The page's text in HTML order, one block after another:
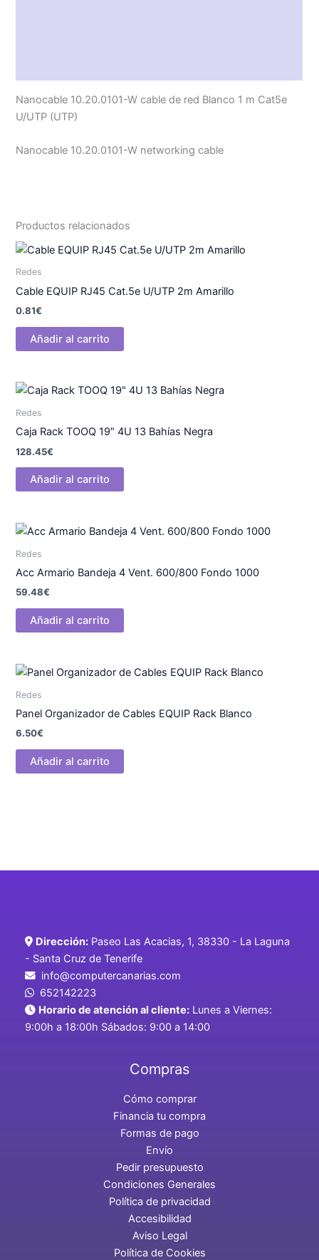
Nanocable 10.20.0101-W cable de red Blanco 1 m Cat5e
U/UTP (UTP)
Nanocable 10.20.0101-W networking cable
Productos relacionados
Redes
Cable EQUIP RJ45 Cat.5e U/UTP 2m Amarillo
0.81€
Añadir al carrito
Redes
Caja Rack TOOQ 19″ 4U 13 Bahías Negra
128.45€
Añadir al carrito
Redes
Acc Armario Bandeja 4 Vent. 600/800 Fondo 1000
59.48€
Añadir al carrito
Redes
Panel Organizador de Cables EQUIP Rack Blanco
6.50€
Añadir al carrito
Dirección: Paseo Las Acacias, 1, 38330 - La Laguna
- Santa Cruz de Tenerife
info@computercanarias.com
652142223
Horario de atención al cliente: Lunes a Viernes:
9:00h a 18:00h Sábados: 9:00 a 14:00
Compras
Cómo comprar
Financia tu compra
Formas de pago
Envío
Pedir presupuesto
Condiciones Generales
Política de privacidad
Accesibilidad
Aviso Legal
Política de Cookies